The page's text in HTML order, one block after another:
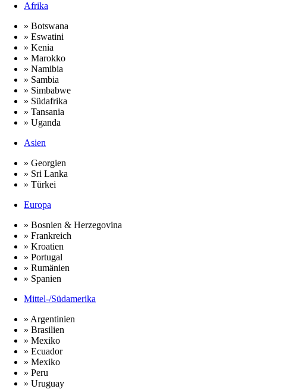
Afrika
» Botswana
» Eswatini
» Kenia
» Marokko
» Namibia
» Sambia
» Simbabwe
» Südafrika
» Tansania
» Uganda
Asien
» Georgien
» Sri Lanka
» Türkei
Europa
» Bosnien & Herzegovina
» Frankreich
» Kroatien
» Portugal
» Rumänien
» Spanien
Mittel-/Südamerika
» Argentinien
» Brasilien
» Mexiko
» Ecuador
» Mexiko
» Peru
» Uruguay